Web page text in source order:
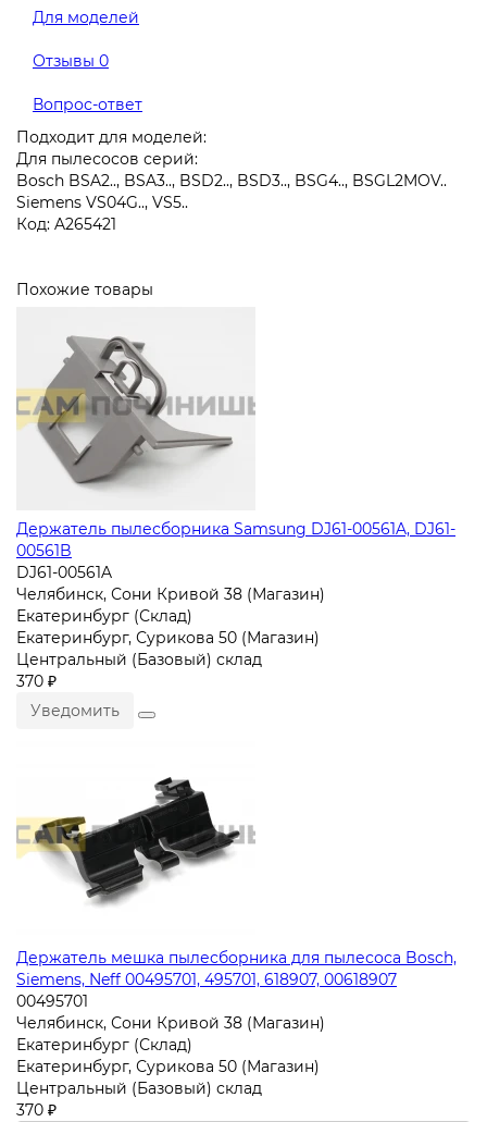
Для моделей
Отзывы 0
Вопрос-ответ
Подходит для моделей:
Для пылесосов серий:
Bosch BSA2.., BSA3.., BSD2.., BSD3.., BSG4.., BSGL2MOV..
Siemens VS04G.., VS5..
Код: A265421
Похожие товары
Держатель пылесборника Samsung DJ61-00561A, DJ61-
00561B
DJ61-00561A
Челябинск, Сони Кривой 38 (Магазин)
Екатеринбург (Склад)
Екатеринбург, Сурикова 50 (Магазин)
Центральный (Базовый) склад
370 ₽
Уведомить
Держатель мешка пылесборника для пылесоса Bosch,
Siemens, Neff 00495701, 495701, 618907, 00618907
00495701
Челябинск, Сони Кривой 38 (Магазин)
Екатеринбург (Склад)
Екатеринбург, Сурикова 50 (Магазин)
Центральный (Базовый) склад
370 ₽